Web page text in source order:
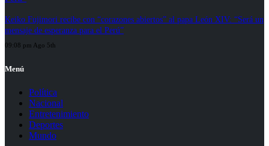
Keiko Fujimori recibe con “corazones abiertos” al papa León XIV: “Será un
mensaje de esperanza para el Perú”
09:08 pm Ago 5th
Menú
Política
Nacional
Entretenimiento
Deportes
Mundo